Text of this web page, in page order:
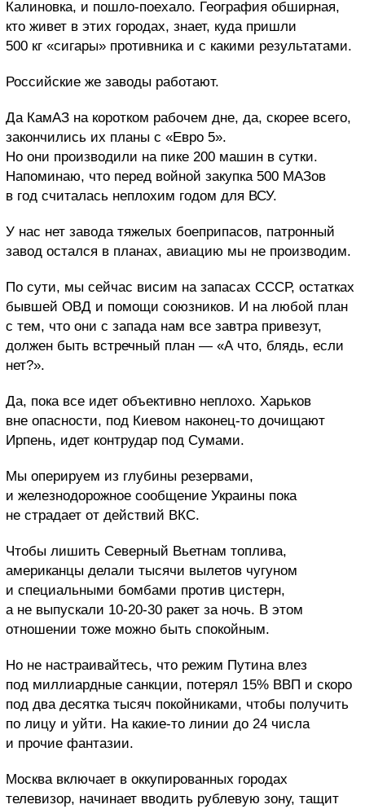
Калиновка, и пошло-поехало. География обширная,
кто живет в этих городах, знает, куда пришли
500 кг «сигары» противника и с какими результатами.
Российские же заводы работают.
Да КамАЗ на коротком рабочем дне, да, скорее всего,
закончились их планы с «Евро 5».
Но они производили на пике 200 машин в сутки.
Напоминаю, что перед войной закупка 500 МАЗов
в год считалась неплохим годом для ВСУ.
У нас нет завода тяжелых боеприпасов, патронный
завод остался в планах, авиацию мы не производим.
По сути, мы сейчас висим на запасах СССР, остатках
бывшей ОВД и помощи союзников. И на любой план
с тем, что они с запада нам все завтра привезут,
должен быть встречный план — «А что, блядь, если
нет?».
Да, пока все идет объективно неплохо. Харьков
вне опасности, под Киевом наконец-то дочищают
Ирпень, идет контрудар под Сумами.
Мы оперируем из глубины резервами,
и железнодорожное сообщение Украины пока
не страдает от действий ВКС.
Чтобы лишить Северный Вьетнам топлива,
американцы делали тысячи вылетов чугуном
и специальными бомбами против цистерн,
а не выпускали 10-20-30 ракет за ночь. В этом
отношении тоже можно быть спокойным.
Но не настраивайтесь, что режим Путина влез
под миллиардные санкции, потерял 15% ВВП и скоро
под два десятка тысяч покойниками, чтобы получить
по лицу и уйти. На какие-то линии до 24 числа
и прочие фантазии.
Москва включает в оккупированных городах
телевизор, начинает вводить рублевую зону, тащит